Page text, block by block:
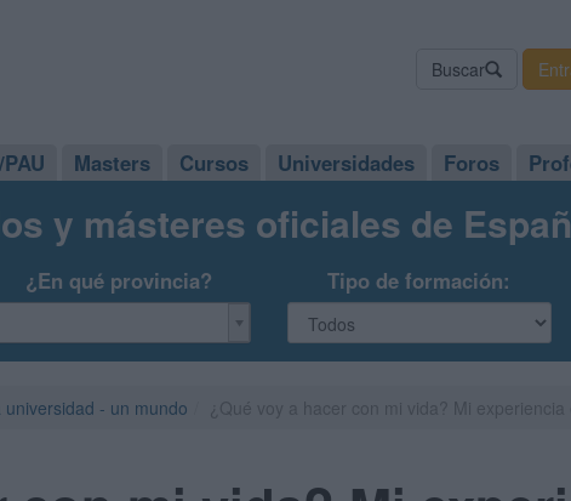
Buscar
Masters Cursos Universidades Foros
y másteres oficiales de
¿En qué provincia? Tipo de formación:
universidad - un mundo